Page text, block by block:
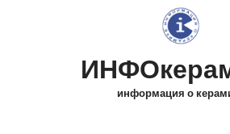
информация о